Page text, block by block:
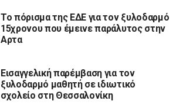
Το πόρισμα της ΕΔΕ για τον ξυλοδαρμό
15χρονου που έμεινε παράλυτος στην
Αρτα
Εισαγγελική παρέμβαση για τον
ξυλοδαρμό μαθητή σε ιδιωτικό
σχολείο στη Θεσσαλονίκη